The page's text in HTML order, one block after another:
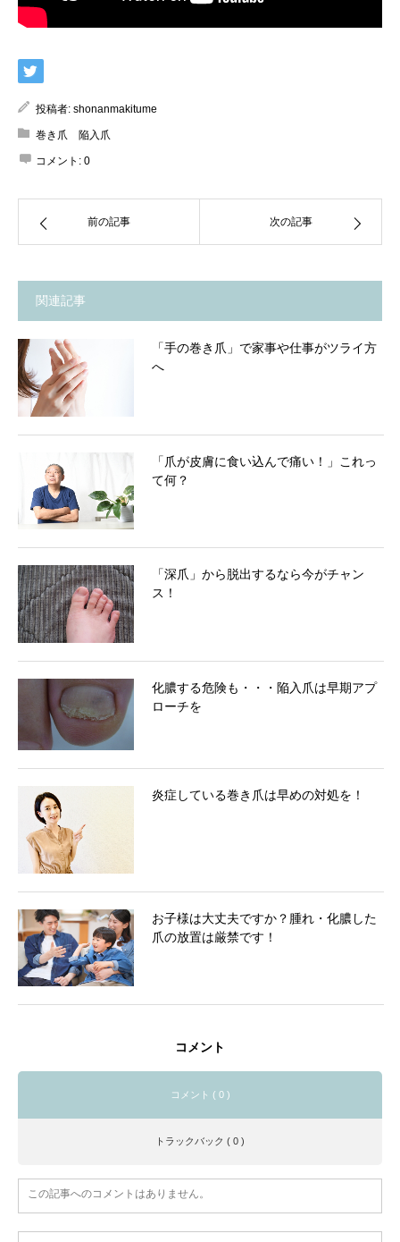
投稿者: shonanmakitume
巻き爪 陥入爪
コメント: 0
前の記事 次の記事
関連記事
「手の巻き爪」で家事や仕事がツライ方
へ
「爪が皮膚に食い込んで痛い！」これっ
て何？
「深爪」から脱出するなら今がチャン
ス！
化膿する危険も・・・陥入爪は早期アプ
ローチを
炎症している巻き爪は早めの対処を！
お子様は大丈夫ですか？腫れ・化膿した
爪の放置は厳禁です！
コメント
コメント ( 0 )
トラックバック ( 0 )
この記事へのコメントはありません。